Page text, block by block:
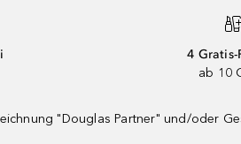
4 Gratis-
ab 10
"Douglas Partner" und/oder